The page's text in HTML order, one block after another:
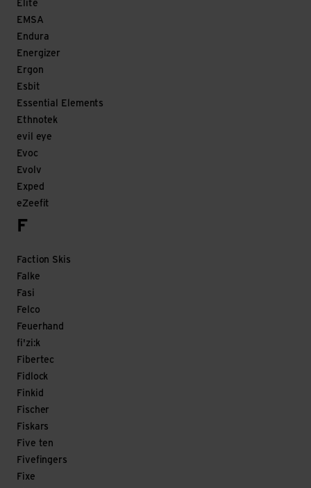
Elite
EMSA
Endura
Energizer
Ergon
Esbit
Essential Elements
Ethnotek
evil eye
Evoc
Evolv
Exped
eZeefit
F
Faction Skis
Falke
Fasi
Felco
Feuerhand
fi'zi:k
Fibertec
Fidlock
Finkid
Fischer
Fiskars
Five ten
Fivefingers
Fixe